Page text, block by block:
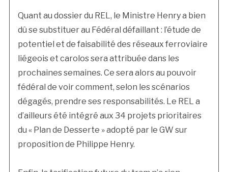
Quant au dossier du REL, le Ministre Henry a bien
dû se substituer au Fédéral défaillant : l’étude de
potentiel et de faisabilité des réseaux ferroviaire
liégeois et carolos sera attribuée dans les
prochaines semaines. Ce sera alors au pouvoir
fédéral de voir comment, selon les scénarios
dégagés, prendre ses responsabilités. Le REL a
d’ailleurs été intégré aux 34 projets prioritaires
du « Plan de Desserte » adopté par le GW sur
proposition de Philippe Henry.